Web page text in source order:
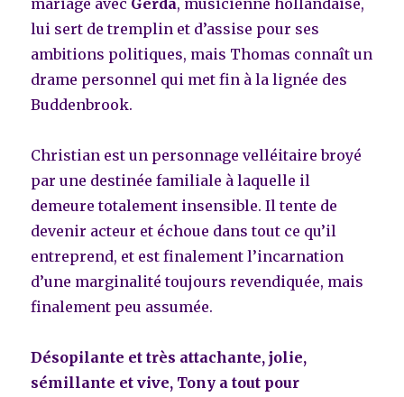
lui sert de tremplin et d’assise pour ses
ambitions politiques, mais Thomas connaît un
drame personnel qui met fin à la lignée des
Buddenbrook.
Christian est un personnage velléitaire broyé
par une destinée familiale à laquelle il
demeure totalement insensible. Il tente de
devenir acteur et échoue dans tout ce qu’il
entreprend, et est finalement l’incarnation
d’une marginalité toujours revendiquée, mais
finalement peu assumée.
Désopilante et très attachante, jolie,
sémillante et vive, Tony a tout pour